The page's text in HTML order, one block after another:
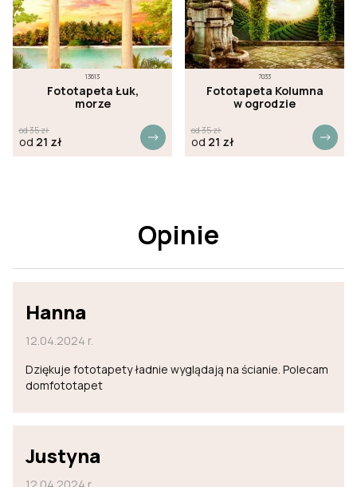
13613
Fototapeta Łuk,
morze
od35zł
od 21 zł
7033
Fototapeta Kolumna
w ogrodzie
od35zł
od 21 zł
Opinie
Hanna
12.04.2024 r.
Dziękuje fototapety ładnie wyglądają na ścianie. Polecam
domfototapet
Justyna